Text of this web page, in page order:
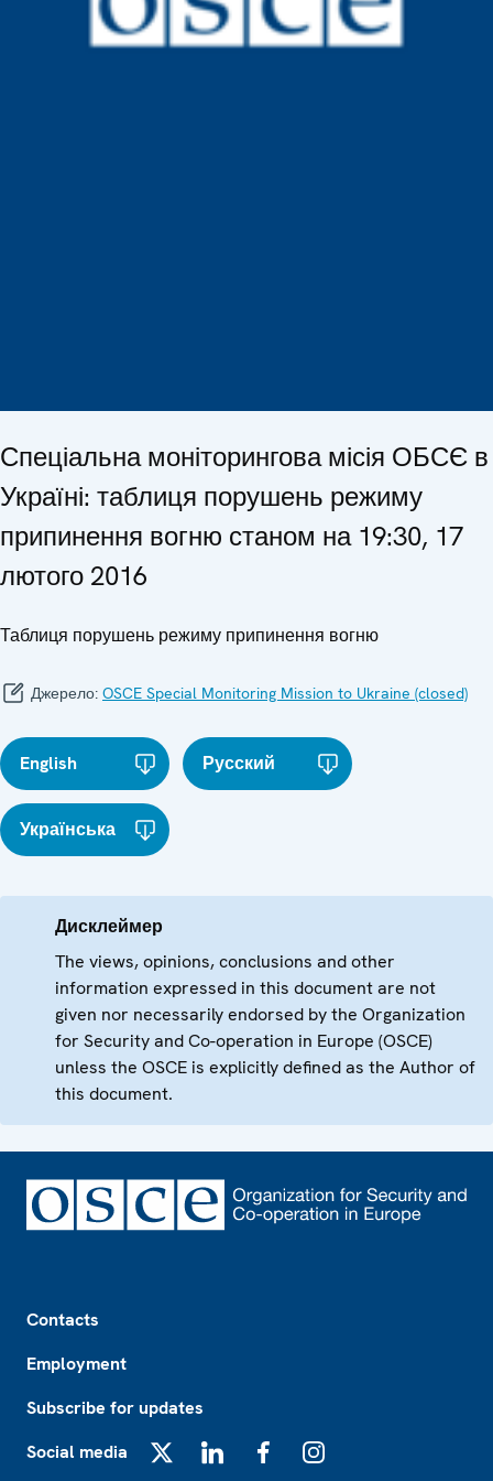
Спеціальна моніторингова місія ОБСЄ в
Україні: таблиця порушень режиму
припинення вогню станом на 19:30, 17
лютого 2016
Таблиця порушень режиму припинення вогню
Джерело: OSCE Special Monitoring Mission to Ukraine (closed)
English Русский
Українська
Дисклеймер
The views, opinions, conclusions and other
information expressed in this document are not
given nor necessarily endorsed by the Organization
for Security and Co-operation in Europe (OSCE)
unless the OSCE is explicitly defined as the Author of
this document.
Contacts
Employment
Subscribe for updates
Social media